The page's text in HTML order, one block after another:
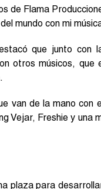
de Flama
mundo con mi
que junto con
otros músicos,
van de la mano con
Vejar, Freshie y una
plaza para